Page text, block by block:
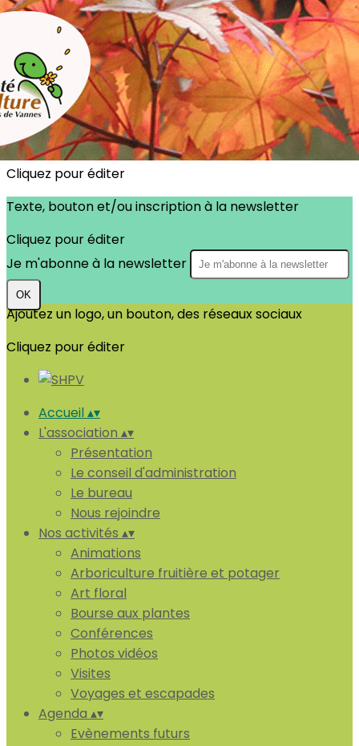
Exporter les lignes sélectionnées
Exporter toutes les colonnes
Exporter uniquement les colonnes affichées
Menu
?>
Images de la page d'accueil
Cliquez pour éditer
Texte, bouton et/ou inscription à la newsletter
Cliquez pour éditer
Je m'abonne à la newsletter
OK
Ajoutez un logo, un bouton, des réseaux sociaux
Cliquez pour éditer
Accueil▴▾
L'association ▴▾
Présentation
Le conseil d'administration
Le bureau
Nous rejoindre
Nos activités ▴▾
Animations
Arboriculture fruitière et potager
Art floral
Bourse aux plantes
Conférences
Photos vidéos
Visites
Voyages et escapades
Agenda ▴▾
Evènements futurs